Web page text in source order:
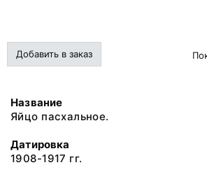
Добавить в заказ
Название
Яйцо пасхальное.
Датировка
1908-1917 гг.